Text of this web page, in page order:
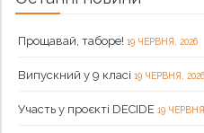
Прощавай, таборе! 19 ЧЕРВНЯ, 2026
Випускний у 9 класі 19 ЧЕРВНЯ, 2026
Участь у проєкті DECIDE 19